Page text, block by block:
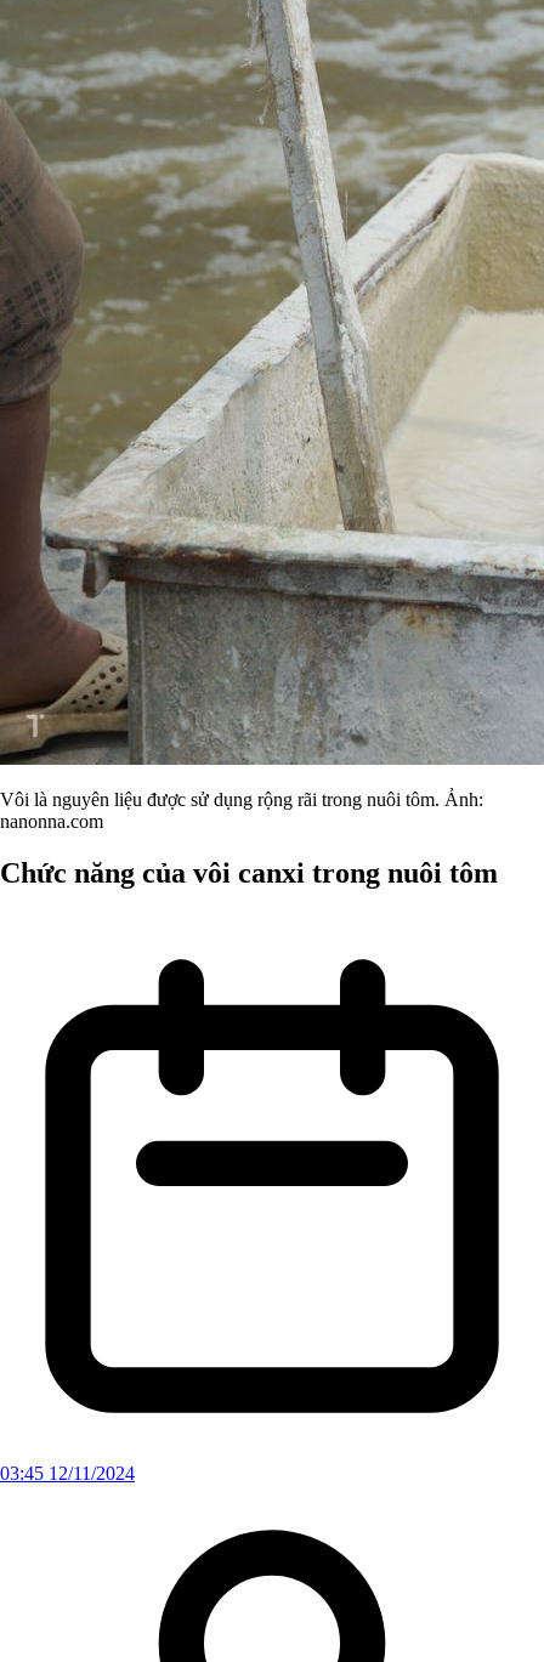
Vôi là nguyên liệu được sử dụng rộng rãi trong nuôi tôm. Ảnh:
nanonna.com
Chức năng của vôi canxi trong nuôi tôm
03:45 12/11/2024